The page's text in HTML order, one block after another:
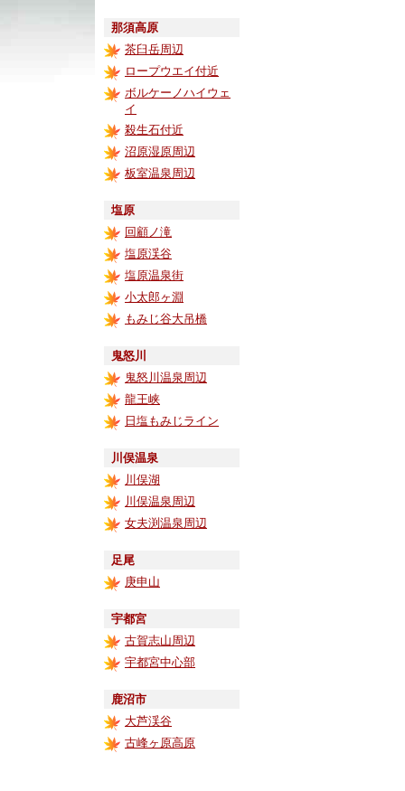
那須高原
茶臼岳周辺
ロープウエイ付近
ボルケーノハイウェ
イ
殺生石付近
沼原湿原周辺
板室温泉周辺
塩原
回顧ノ滝
塩原渓谷
塩原温泉街
小太郎ヶ淵
もみじ谷大吊橋
鬼怒川
鬼怒川温泉周辺
龍王峡
日塩もみじライン
川俣温泉
川俣湖
川俣温泉周辺
女夫渕温泉周辺
足尾
庚申山
宇都宮
古賀志山周辺
宇都宮中心部
鹿沼市
大芦渓谷
古峰ヶ原高原